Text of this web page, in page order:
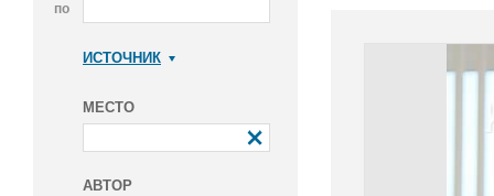
по
ИСТОЧНИК
МЕСТО
АВТОР